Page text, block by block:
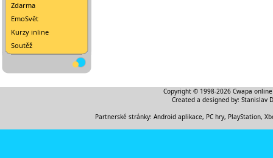
Zdarma
EmoSvět
Kurzy inline
Soutěž
Copyright © 1998-2026 Cwapa
Created a designed by: Stanislav
Partnerské stránky: Android aplikace, PC hry, PlayStation,